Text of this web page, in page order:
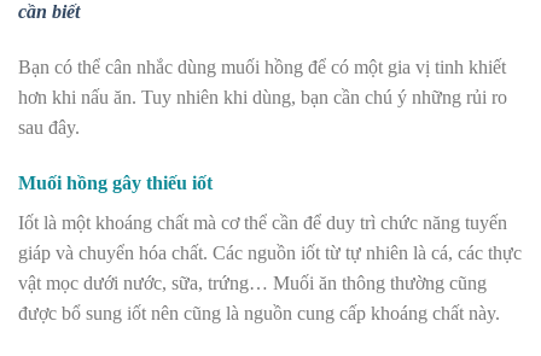
cần biết
Bạn có thể cân nhắc dùng muối hồng để có một gia vị tinh khiết
hơn khi nấu ăn. Tuy nhiên khi dùng, bạn cần chú ý những rủi ro
sau đây.
Muối hồng gây thiếu iốt
Iốt là một khoáng chất mà cơ thể cần để duy trì chức năng tuyến
giáp và chuyển hóa chất. Các nguồn iốt từ tự nhiên là cá, các thực
vật mọc dưới nước, sữa, trứng… Muối ăn thông thường cũng
được bổ sung iốt nên cũng là nguồn cung cấp khoáng chất này.